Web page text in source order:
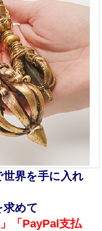
界を手に入れ
求めて
「PayPal支払